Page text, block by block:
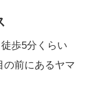
歩5分くらい
の前にあるヤマ